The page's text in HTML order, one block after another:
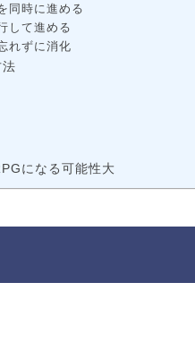
同時に進める
して進める
れずに消化
になる可能性大